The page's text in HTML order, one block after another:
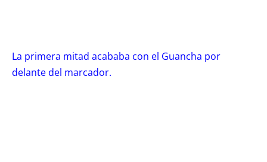
La primera mitad acababa con el Guancha por
delante del marcador.